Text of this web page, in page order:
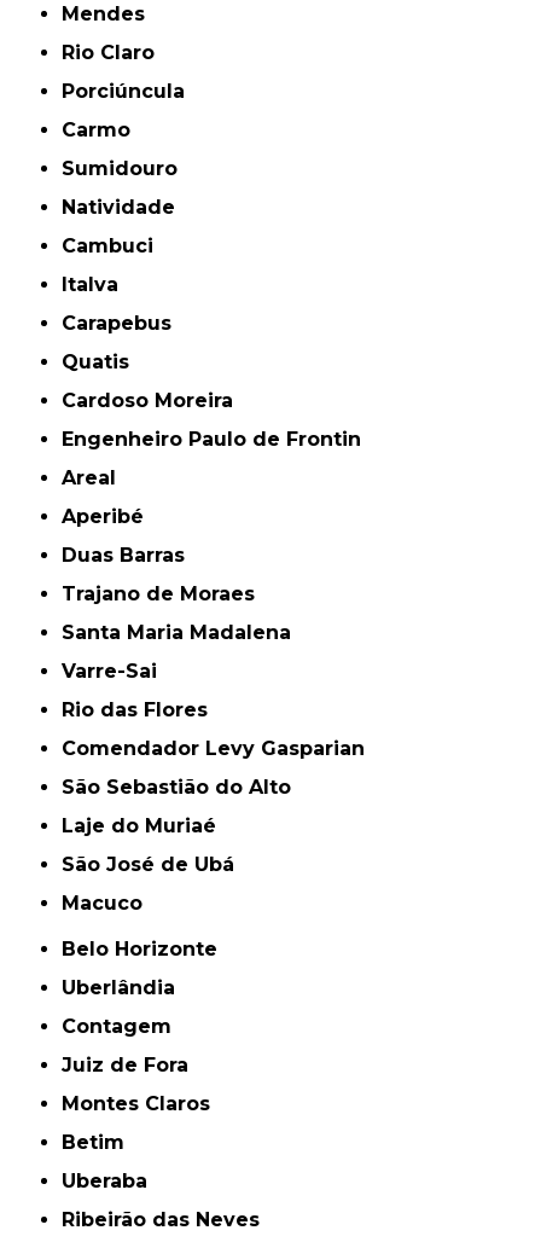
Mendes
Rio Claro
Porciúncula
Carmo
Sumidouro
Natividade
Cambuci
Italva
Carapebus
Quatis
Cardoso Moreira
Engenheiro Paulo de Frontin
Areal
Aperibé
Duas Barras
Trajano de Moraes
Santa Maria Madalena
Varre-Sai
Rio das Flores
Comendador Levy Gasparian
São Sebastião do Alto
Laje do Muriaé
São José de Ubá
Macuco
Belo Horizonte
Uberlândia
Contagem
Juiz de Fora
Montes Claros
Betim
Uberaba
Ribeirão das Neves